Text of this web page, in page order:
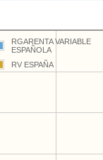
RGARENTA VARIABLE
ESPAÑOLA
RV ESPAÑA